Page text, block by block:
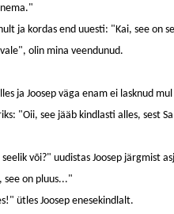
ja kordas end uuesti: "Kai, see on
olin mina veendunud.
ja Joosep väga enam ei lasknud
"Oii, see jääb kindlasti alles, sest
või?" uudistas Joosep järgmist
see on pluus..."
ütles Joosep enesekindlalt.